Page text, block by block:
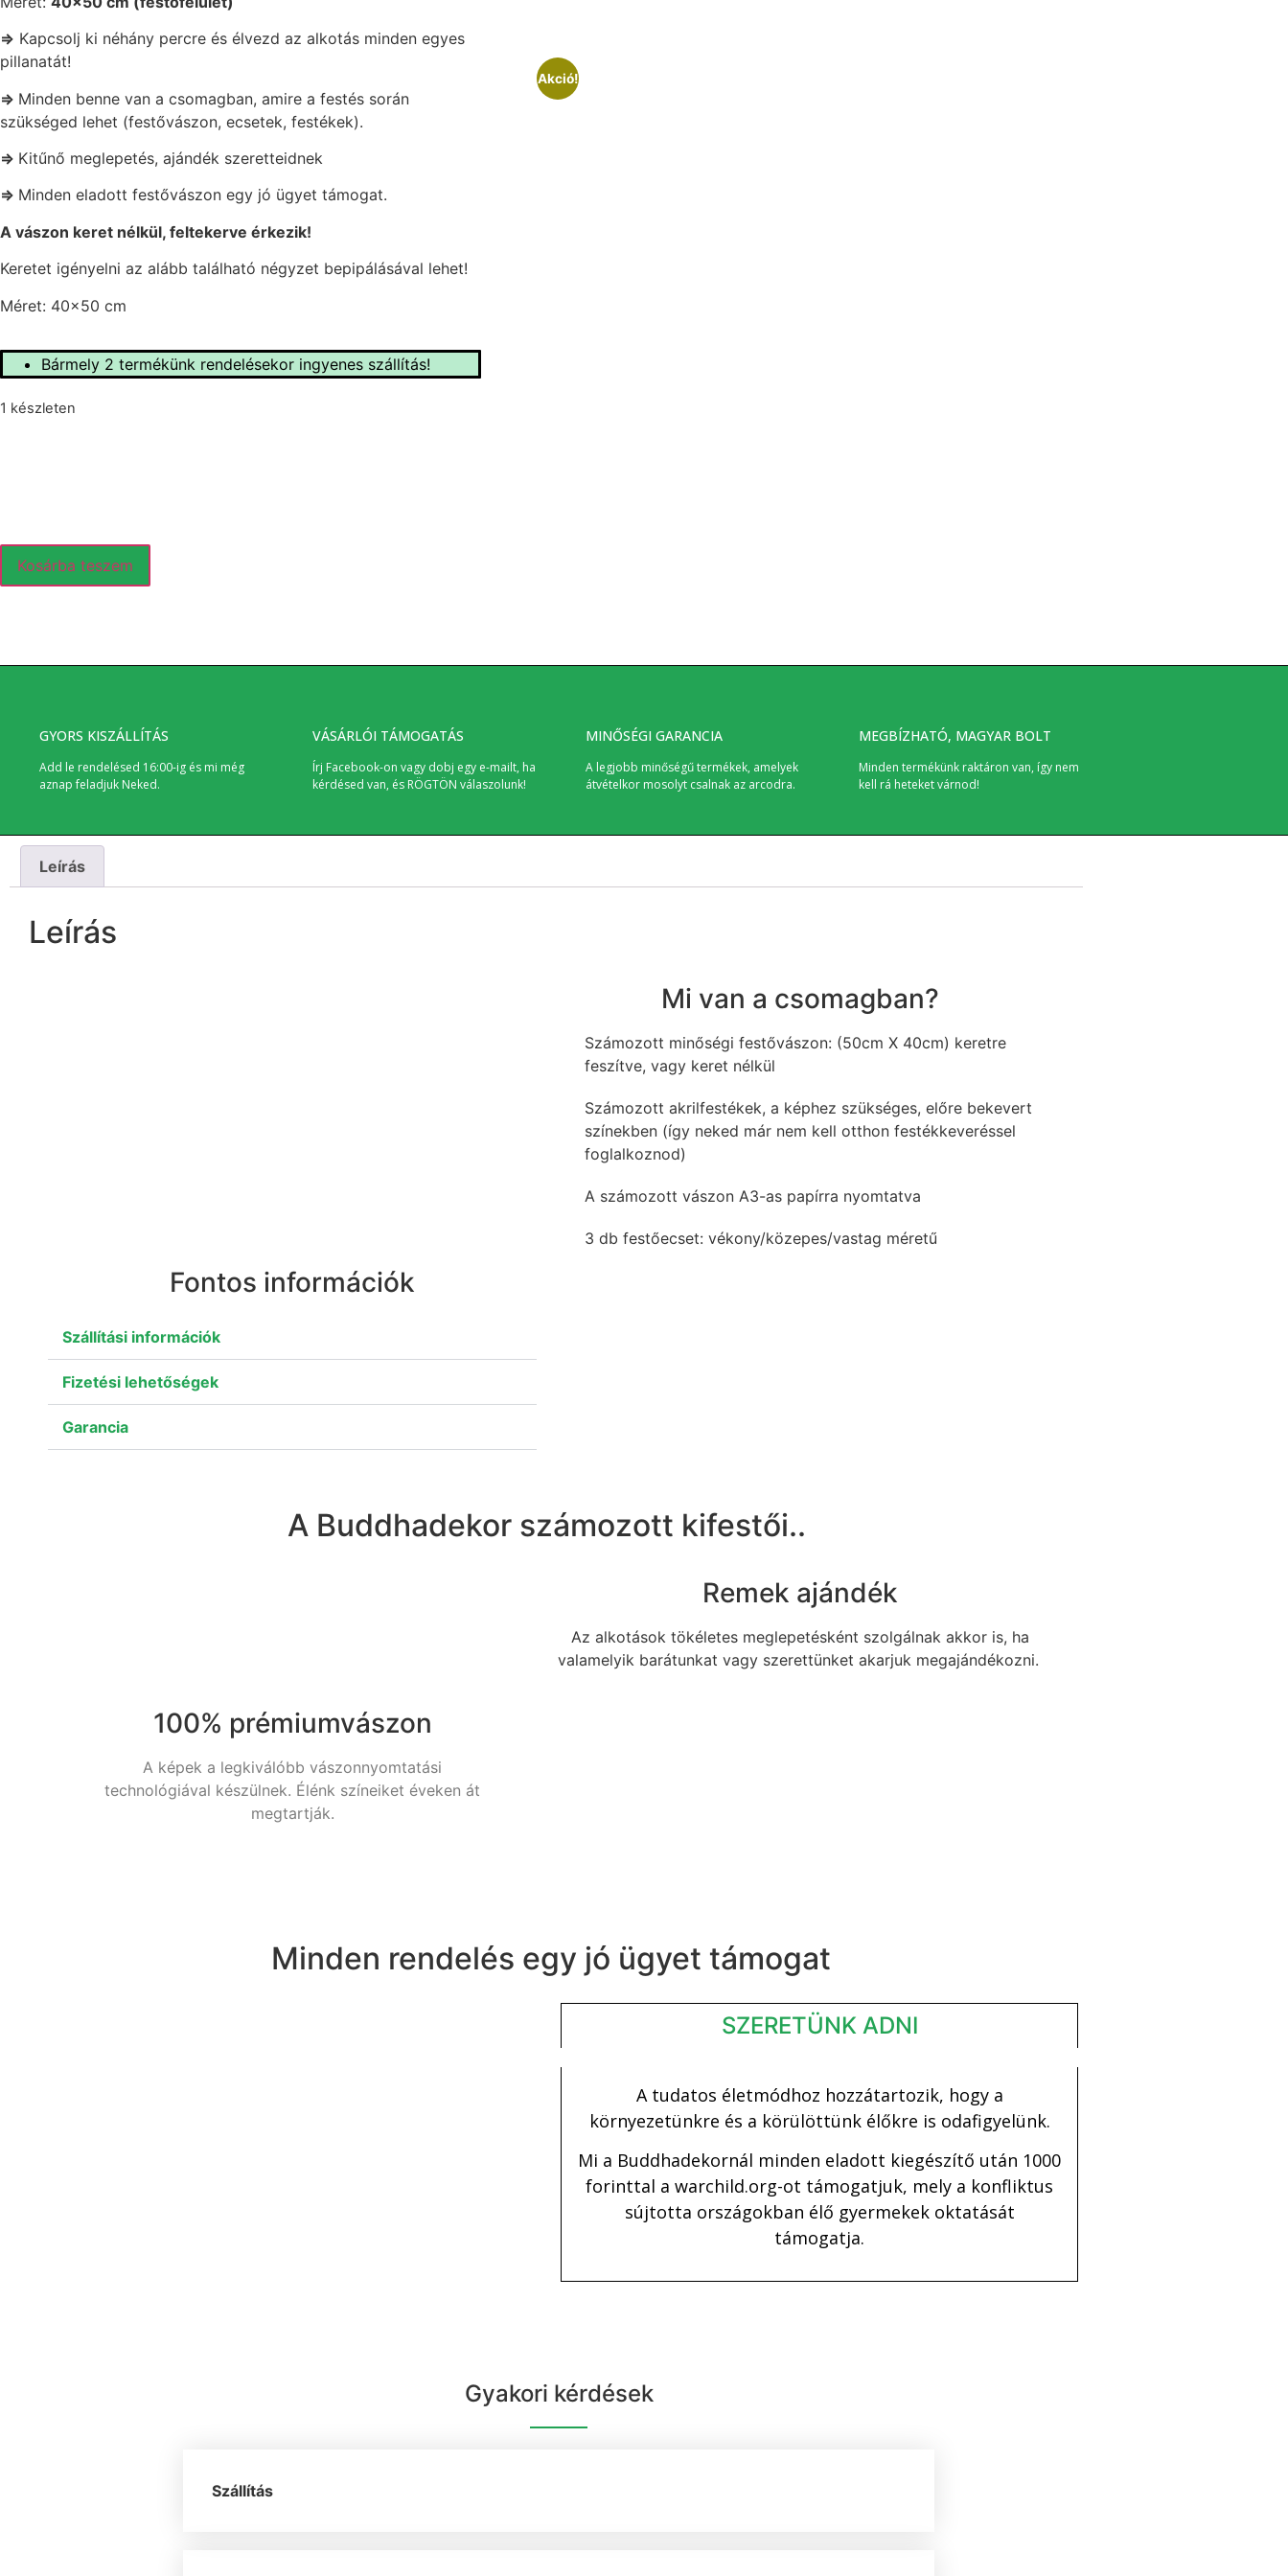
⇒ Kapcsolj ki néhány percre és élvezd az alkotás minden egyes
pillanatát!
⇒ Minden benne van a csomagban, amire a festés során
szükséged lehet (festővászon, ecsetek, festékek).
⇒ Kitűnő meglepetés, ajándék szeretteidnek
⇒ Minden eladott festővászon egy jó ügyet támogat.
A vászon keret nélkül, feltekerve érkezik!
Keretet igényelni az alább található négyzet bepipálásával lehet!
Méret: 40×50 cm
Bármely 2 termékünk rendelésekor ingyenes szállítás!
1 készleten
Kosárba teszem
Akció!
GYORS KISZÁLLÍTÁS
Add le rendelésed 16:00-ig és mi még
aznap feladjuk Neked.
VÁSÁRLÓI TÁMOGATÁS
Írj Facebook-on vagy dobj egy e-mailt, ha
kérdésed van, és RÖGTÖN válaszolunk!
MINŐSÉGI GARANCIA
A legjobb minőségű termékek, amelyek
átvételkor mosolyt csalnak az arcodra.
MEGBÍZHATÓ, MAGYAR BOLT
Minden termékünk raktáron van, így nem
kell rá heteket várnod!
Leírás
Leírás
Mi van a csomagban?
Számozott minőségi festővászon: (50cm X 40cm) keretre
feszítve, vagy keret nélkül
Számozott akrilfestékek, a képhez szükséges, előre bekevert
színekben (így neked már nem kell otthon festékkeveréssel
foglalkoznod)
A számozott vászon A3-as papírra nyomtatva
3 db festőecset: vékony/közepes/vastag méretű
Fontos információk
Szállítási információk
Fizetési lehetőségek
Garancia
A Buddhadekor számozott kifestői..
Remek ajándék
Az alkotások tökéletes meglepetésként szolgálnak akkor is, ha
valamelyik barátunkat vagy szerettünket akarjuk megajándékozni.
100% prémiumvászon
A képek a legkiválóbb vászonnyomtatási
technológiával készülnek. Élénk színeiket éveken át
megtartják.
Minden rendelés egy jó ügyet támogat
SZERETÜNK ADNI
A tudatos életmódhoz hozzátartozik, hogy a
környezetünkre és a körülöttünk élőkre is odafigyelünk.
Mi a Buddhadekornál minden eladott kiegészítő után 1000
forinttal a warchild.org-ot támogatjuk, mely a konfliktus
sújtotta országokban élő gyermekek oktatását
támogatja.
Gyakori kérdések
Szállítás